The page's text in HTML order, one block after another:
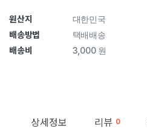
원산지
대한민국
배송방법
택배배송
배송비
3,000 원
상세정보 리뷰 0